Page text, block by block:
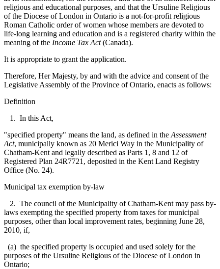
religious and educational purposes, and that the Ursuline Religious
of the Diocese of London in Ontario is a not-for-profit religious
Roman Catholic order of women whose members are devoted to
life-long learning and education and is a registered charity within the
meaning of the Income Tax Act(Canada).
It is appropriate to grant the application.
Therefore, Her Majesty, by and with the advice and consent of the
Legislative Assembly of the Province of Ontario, enacts as follows:
Definition
1. In this Act,
"specified property" means the land, as defined in the Assessment
Act, municipally known as 20 Merici Way in the Municipality of
Chatham-Kent and legally described as Parts 1, 8 and 12 of
Registered Plan 24R7721, deposited in the Kent Land Registry
Office (No. 24).
Municipal tax exemption by-law
2. The council of the Municipality of Chatham-Kent may pass by-
laws exempting the specified property from taxes for municipal
purposes, other than local improvement rates, beginning June 28,
2010, if,
(a) the specified property is occupied and used solely for the
purposes of the Ursuline Religious of the Diocese of London in
Ontario;